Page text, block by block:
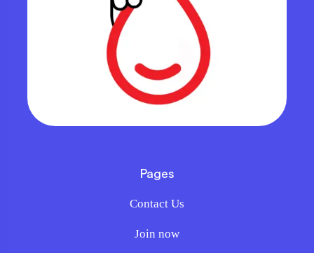
Pages
Contact Us
Join now